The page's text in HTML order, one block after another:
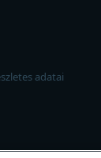
adatai